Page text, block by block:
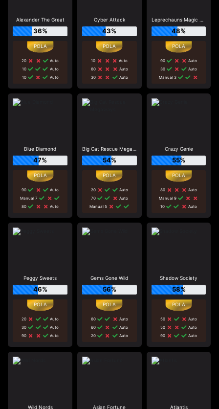
Alexander The Great
36%
20
Auto
10
Auto
10
Auto
Cyber Attack
43%
10
Auto
60
Auto
30
Auto
Leprechauns Magic Power Reels
48%
90
Auto
30
Auto
Manual 3
Blue Diamond
47%
90
Auto
Manual 7
80
Auto
Big Cat Rescue Megaways
54%
20
Auto
70
Auto
Manual 5
Crazy Genie
55%
80
Auto
Manual 9
10
Auto
Peggy Sweets
46%
20
Auto
30
Auto
90
Auto
Gems Gone Wild
56%
60
Auto
60
Auto
20
Auto
Shadow Society
58%
50
Auto
50
Auto
90
Auto
Wild Nords Asian Fortune Atlantis